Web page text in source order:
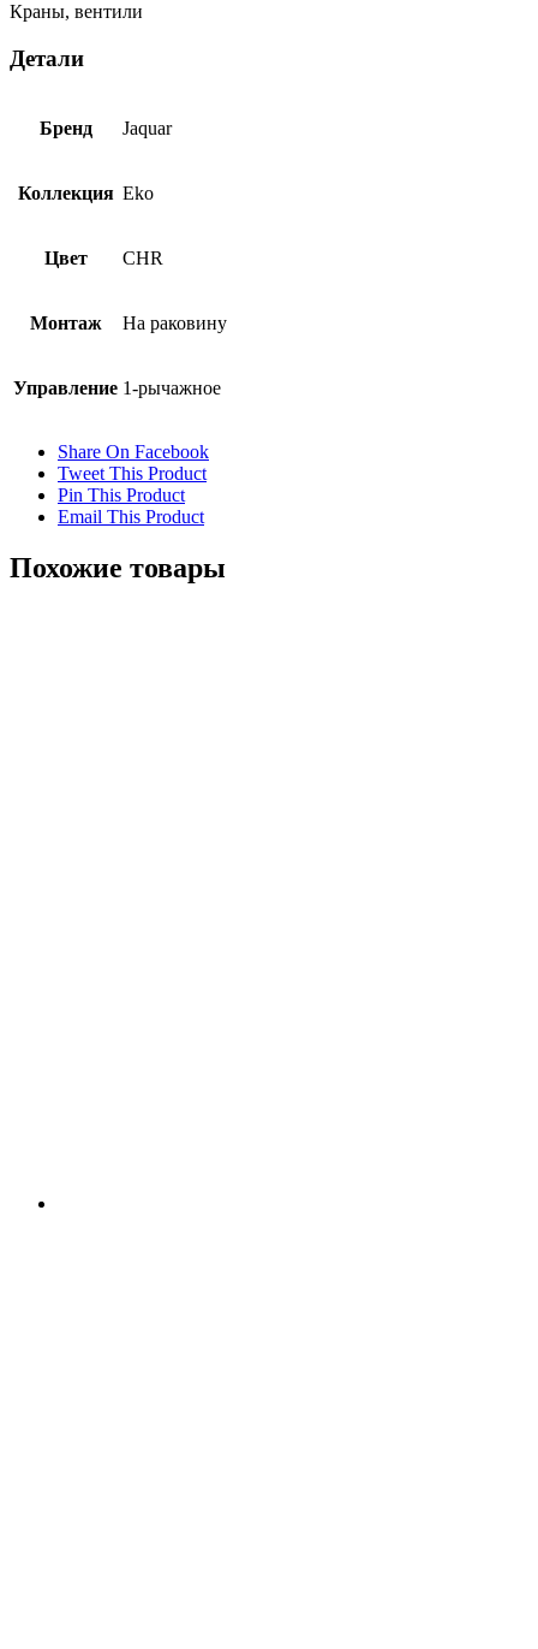
Краны, вентили
Детали
Бренд Jaquar
Коллекция Eko
Цвет CHR
Монтаж На раковину
Управление 1-рычажное
Share On Facebook
Tweet This Product
Pin This Product
Email This Product
Похожие товары